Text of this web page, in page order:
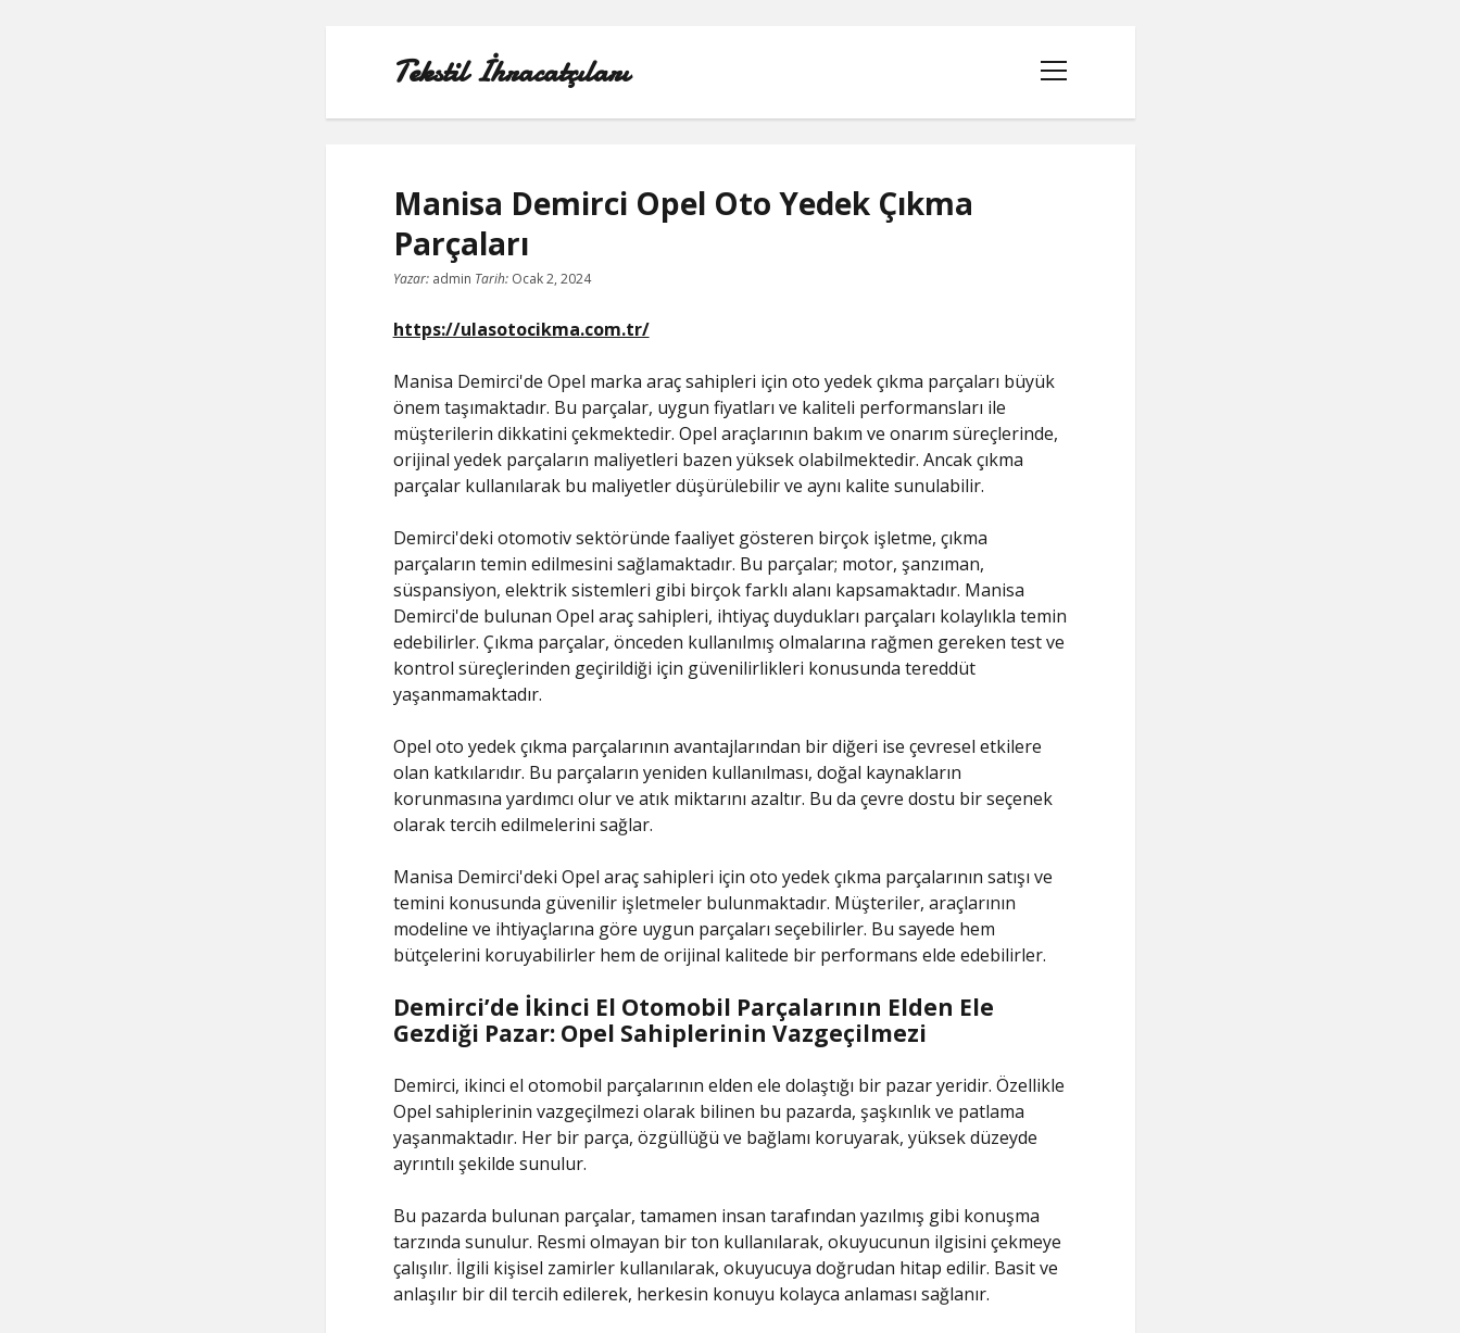
Tekstil İhracatçıları
menüyü
aç
INSTAGRAM GIZLI HESAP GÖRME IPHONE
LINKEDIN BEĞENI KASMA PARASIZ
LISTE
SAYFA LISTESI
Manisa Demirci Opel Oto Yedek Çıkma
Parçaları
Yazar:admin Tarih: Ocak 2, 2024
https://ulasotocikma.com.tr/
Manisa Demirci'de Opel marka araç sahipleri için oto yedek çıkma parçaları büyük
önem taşımaktadır. Bu parçalar, uygun fiyatları ve kaliteli performansları ile
müşterilerin dikkatini çekmektedir. Opel araçlarının bakım ve onarım süreçlerinde,
orijinal yedek parçaların maliyetleri bazen yüksek olabilmektedir. Ancak çıkma
parçalar kullanılarak bu maliyetler düşürülebilir ve aynı kalite sunulabilir.
Demirci'deki otomotiv sektöründe faaliyet gösteren birçok işletme, çıkma
parçaların temin edilmesini sağlamaktadır. Bu parçalar; motor, şanzıman,
süspansiyon, elektrik sistemleri gibi birçok farklı alanı kapsamaktadır. Manisa
Demirci'de bulunan Opel araç sahipleri, ihtiyaç duydukları parçaları kolaylıkla temin
edebilirler. Çıkma parçalar, önceden kullanılmış olmalarına rağmen gereken test ve
kontrol süreçlerinden geçirildiği için güvenilirlikleri konusunda tereddüt
yaşanmamaktadır.
Opel oto yedek çıkma parçalarının avantajlarından bir diğeri ise çevresel etkilere
olan katkılarıdır. Bu parçaların yeniden kullanılması, doğal kaynakların
korunmasına yardımcı olur ve atık miktarını azaltır. Bu da çevre dostu bir seçenek
olarak tercih edilmelerini sağlar.
Manisa Demirci'deki Opel araç sahipleri için oto yedek çıkma parçalarının satışı ve
temini konusunda güvenilir işletmeler bulunmaktadır. Müşteriler, araçlarının
modeline ve ihtiyaçlarına göre uygun parçaları seçebilirler. Bu sayede hem
bütçelerini koruyabilirler hem de orijinal kalitede bir performans elde edebilirler.
Demirci’de İkinci El Otomobil Parçalarının Elden Ele
Gezdiği Pazar: Opel Sahiplerinin Vazgeçilmezi
Demirci, ikinci el otomobil parçalarının elden ele dolaştığı bir pazar yeridir. Özellikle
Opel sahiplerinin vazgeçilmezi olarak bilinen bu pazarda, şaşkınlık ve patlama
yaşanmaktadır. Her bir parça, özgüllüğü ve bağlamı koruyarak, yüksek düzeyde
ayrıntılı şekilde sunulur.
Bu pazarda bulunan parçalar, tamamen insan tarafından yazılmış gibi konuşma
tarzında sunulur. Resmi olmayan bir ton kullanılarak, okuyucunun ilgisini çekmeye
çalışılır. İlgili kişisel zamirler kullanılarak, okuyucuya doğrudan hitap edilir. Basit ve
anlaşılır bir dil tercih edilerek, herkesin konuyu kolayca anlaması sağlanır.